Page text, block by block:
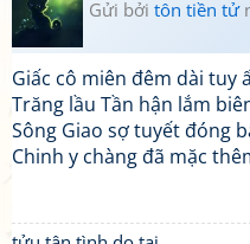
Gửi bởi tôn tiền tử
Giấc cô miên đêm dài tuy
Trăng lầu Tần hận lắm
Sông Giao sợ tuyết đóng
Chinh y chàng đã mặc